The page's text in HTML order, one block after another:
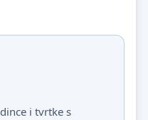
i tvrtke s